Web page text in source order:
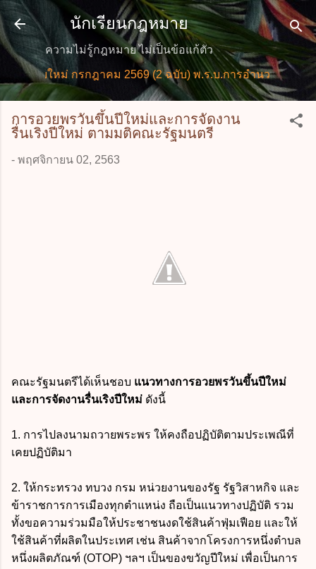
ข้ามไปที่เนื้อหาหลัก
นักเรียนกฎหมาย
ความไม่รู้กฎหมาย ไม่เป็นข้อแก้ตัว
มายใหม่ กรกฎาคม 2569 (2 ฉบับ) พ.ร.บ.การอำนวยการความ
การอวยพรวันขึ้นปีใหม่และการจัดงาน
รื่นเริงปีใหม่ ตามมติคณะรัฐมนตรี
- พฤศจิกายน 02, 2563
คณะรัฐมนตรีได้เห็นชอบ แนวทางการอวยพรวันขึ้นปีใหม่
และการจัดงานรื่นเริงปีใหม่ ดังนี้
1. การไปลงนามถวายพระพร ให้คงถือปฏิบัติตามประเพณีที่
เคยปฏิบัติมา
2. ให้กระทรวง ทบวง กรม หน่วยงานของรัฐ รัฐวิสาหกิจ และ
ข้าราชการการเมืองทุกตำแหน่ง ถือเป็นแนวทางปฏิบัติ รวม
ทั้งขอความร่วมมือให้ประชาชนงดใช้สินค้าฟุ่มเฟือย และให้
ใช้สินค้าที่ผลิตในประเทศ เช่น สินค้าจากโครงการหนึ่งตำบล
หนึ่งผลิตภัณฑ์ (OTOP) ฯลฯ เป็นของขวัญปีใหม่ เพื่อเป็นการ